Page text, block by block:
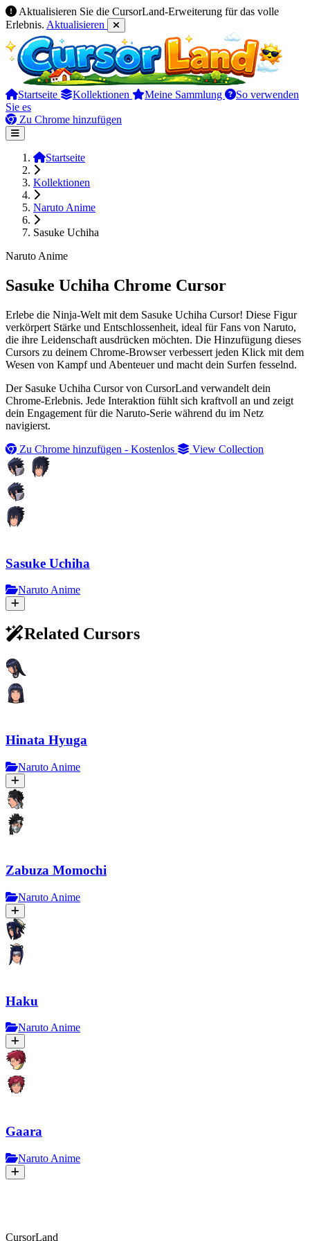
Aktualisieren Sie die CursorLand-Erweiterung für das volle
Erlebnis. Aktualisieren
Startseite Kollektionen Meine Sammlung
So verwenden
Sie es
Zu Chrome hinzufügen
Startseite
Kollektionen
Naruto Anime
Sasuke Uchiha
Naruto Anime
Sasuke Uchiha Chrome Cursor
Erlebe die Ninja-Welt mit dem Sasuke Uchiha Cursor! Diese Figur
verkörpert Stärke und Entschlossenheit, ideal für Fans von Naruto,
die ihre Leidenschaft ausdrücken möchten. Die Hinzufügung dieses
Cursors zu deinem Chrome-Browser verbessert jeden Klick mit dem
Wesen von Kampf und Abenteuer und macht dein Surfen fesselnd.
Der Sasuke Uchiha Cursor von CursorLand verwandelt dein
Chrome-Erlebnis. Jede Interaktion fühlt sich kraftvoll an und zeigt
dein Engagement für die Naruto-Serie während du im Netz
navigierst.
Zu Chrome hinzufügen - Kostenlos
View Collection
Sasuke Uchiha
Naruto Anime
Related Cursors
Hinata Hyuga
Naruto Anime
Zabuza Momochi
Naruto Anime
Haku
Naruto Anime
Gaara
Naruto Anime
CursorLand